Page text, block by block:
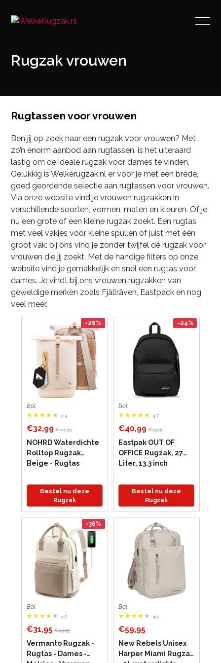
Rugzak vrouwen
Rugtassen voor vrouwen
Ben jij op zoek naar een rugzak voor vrouwen? Met
zo’n enorm aanbod aan rugtassen, is het uiteraard
lastig om de ideale rugzak voor dames te vinden.
Gelukkig is Welkerugzak.nl er voor je met een brede,
goed geordende selectie aan rugtassen voor vrouwen.
Via onze website vind je vrouwen rugzakken in
verschillende soorten, vormen, maten en kleuren. Of je
nu een grote of een kleine rugzak zoekt. Een rugtas
met veel vakjes voor kleine spullen of juist met één
groot vak: bij ons vind je zonder twijfel dé rugzak voor
vrouwen die jij zoekt. Met de handige filters op onze
website vind je gemakkelijk en snel een rugtas voor
dames. Je vindt bij ons vrouwen rugzakken van
geweldige merken zoals Fjällräven, Eastpack en nog
veel meer.
-26%
Bol
4.4
€32,99€44,99
NOHRD Waterdichte
Rolltop Rugzak
Beige - Rugtas
Waterdicht - Rugtas
met Laptopvak -
Waterproof Rugzak
Bestel nu deze
Rugzak
-24%
Bol
4.7
€40,99 €53,95
Eastpak OUT OF
OFFICE Rugzak, 27
Liter, 13.3 inch
Bestel nu deze
Rugzak
-36%
Bol
4.0
€31,95€49,95
Vermanto Rugzak -
Rugtas - Dames -
Bol
4.3
€59,95
New Rebels Unisex
Harper Miami Rugzak